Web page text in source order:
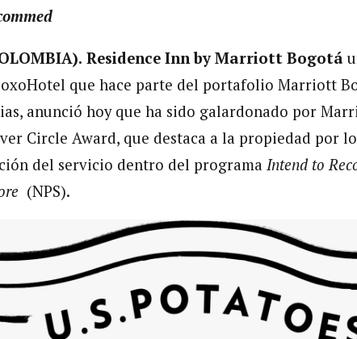
Residence Inn by Marriott Bogotá
que hace parte del portafolio Marriott
anunció hoy que ha sido galardonado por
Circle Award, que destaca a la propiedad por
del servicio dentro del programa Intend to
(NPS).